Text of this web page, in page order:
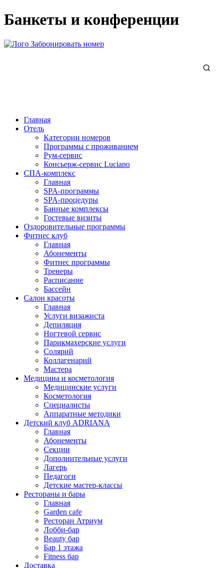
Банкеты и конференции
Забронировать номер
Главная
Отель
Категории номеров
Программы с проживанием
Рум-сервис
Консьерж-сервис Luciano
СПА-комплекс
Главная
SPA-программы
SPA-процедуры
Банные комплексы
Гостевые визиты
Оздоровительные программы
Фитнес клуб
Главная
Абонементы
Фитнес программы
Тренеры
Расписание
Бассейн
Салон красоты
Главная
Услуги визажиста
Депиляция
Ногтевой сервис
Парикмахерские услуги
Солярий
Коллагенарий
Мастера
Медицина и косметология
Медицинские услуги
Косметология
Специалисты
Аппаратные методики
Детский клуб ADRIANA
Главная
Абонементы
Секции
Дополнительные услуги
Лагерь
Педагоги
Детские мастер-классы
Рестораны и бары
Главная
Garden cafe
Ресторан Атриум
Лобби-бар
Beauty бар
Бар 1 этажа
Fitness бар
Доставка